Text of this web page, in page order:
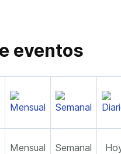
eventos
Mensual Semanal